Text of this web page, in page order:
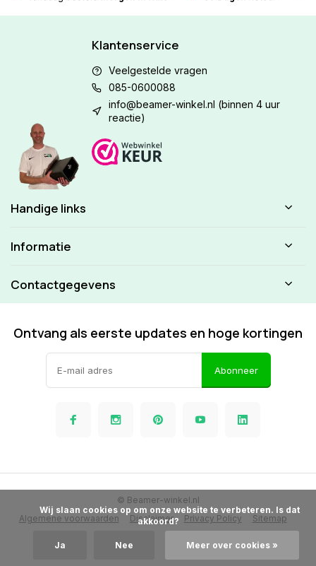
Klantenservice
Veelgestelde vragen
085-0600088
info@beamer-winkel.nl (binnen 4 uur
reactie)
Handige links
Informatie
Contactgegevens
Ontvang als eerste updates en hoge kortingen
Abonneer
Algemene voorwaarden Disclaimer Privacy Policy Sitemap
© Beamer-winkel.nl
akkoord?
Ja Nee Meer over cookies »